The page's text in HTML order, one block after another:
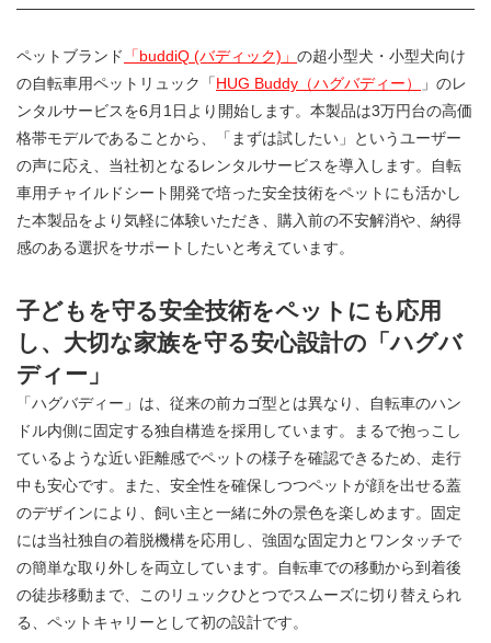
ペットブランド 「buddiQ (バディック)」 の超小型犬・小型犬向け
の自転車用ペットリュック「HUG Buddy（ハグバディー）
」のレ
ンタルサービスを6月1日より開始します。本製品は3万円台の高価
格帯モデルであることから、「まずは試したい」というユーザー
の声に応え、当社初となるレンタルサービスを導入します。自転
車用チャイルドシート開発で培った安全技術をペットにも活かし
た本製品をより気軽に体験いただき、購入前の不安解消や、納得
感のある選択をサポートしたいと考えています。
子どもを守る安全技術をペットにも応用
し、大切な家族を守る安心設計の「ハグバ
ディー」
「ハグバディー」は、従来の前カゴ型とは異なり、自転車のハン
ドル内側に固定する独自構造を採用しています。まるで抱っこし
ているような近い距離感でペットの様子を確認できるため、走行
中も安心です。また、安全性を確保しつつペットが顔を出せる蓋
のデザインにより、飼い主と一緒に外の景色を楽しめます。固定
には当社独自の着脱機構を応用し、強固な固定力とワンタッチで
の簡単な取り外しを両立しています。自転車での移動から到着後
の徒歩移動まで、このリュックひとつでスムーズに切り替えられ
る、ペットキャリーとして初の設計です。